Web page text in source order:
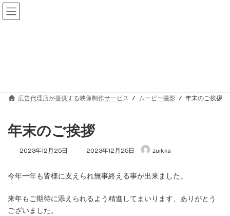
コ
ン
ナ
ビ
広告代理店が提供する映像制作サービス ムービー撮影 年末のご挨拶
年末のご挨拶
2023年12月25日
最
新
:
2023年12月25日 zuikka
今年一年も皆様に支えられ無事終える事が出来ました。
来年もご期待に添えられるよう精進してまいります、ありがとう
ございました。